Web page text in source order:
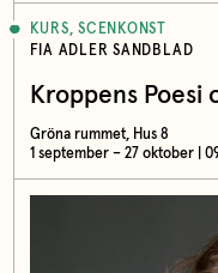
KURS, SCENKONST
FIA ADLER SANDBLAD
Kroppens Poesi
Gröna rummet, Hus 8
1 september – 27 oktober |